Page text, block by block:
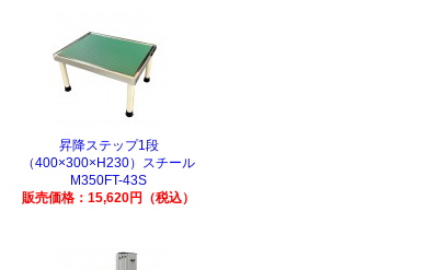
昇降ステップ1段
（400×300×H230）スチール
M350FT-43S
販売価格：15,620円（税込）